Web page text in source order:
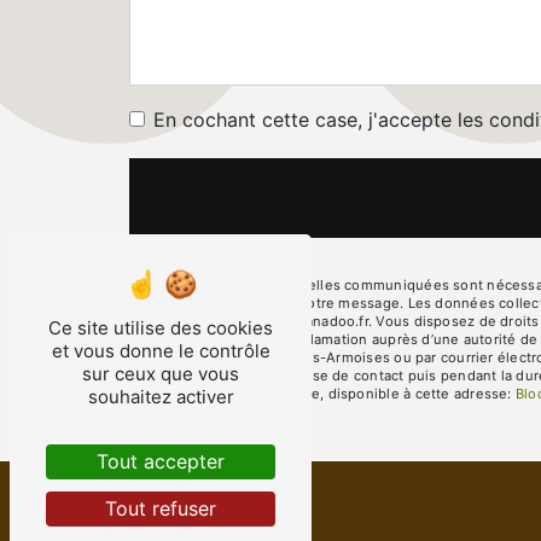
En cochant cette case, j'accepte les
** Les données personnelles communiquées sont
seul but de répondre à votre message. Les données
deglaire.marronniers@wanadoo.fr. Vous disposez de
droit d’introduire une réclamation auprès d’une autorité
l'Église, 08390 Les Petites-Armoises ou par courrier
pendant la période de prise de contact puis pendant la
démarchage téléphonique, disponible à cette adresse:
Ce site utilise des cookies
et vous donne le contrôle
sur ceux que vous
souhaitez activer
Tout accepter
Tout refuser